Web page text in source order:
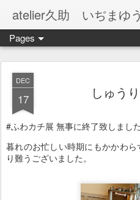
atelier久助 いぢまゆ
Pages
DEC
17 しゅう
#ふわカチ展 無事に終了致しました
暮れのお忙しい時期にもかかわ
り難うございました。